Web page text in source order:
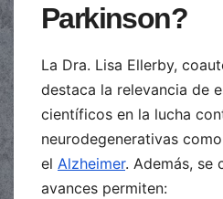
Parkinson?
La Dra. Lisa Ellerby,
destaca la relevancia de
científicos en la lucha
neurodegenerativas
el Alzheimer. Además, se
avances permiten: